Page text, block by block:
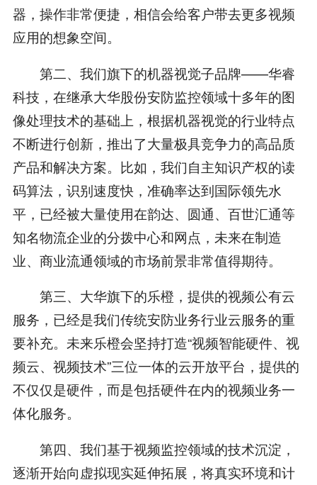
器，操作非常便捷，相信会给客户带去更多视频
应用的想象空间。
第二、我们旗下的机器视觉子品牌——华睿
科技，在继承大华股份安防监控领域十多年的图
像处理技术的基础上，根据机器视觉的行业特点
不断进行创新，推出了大量极具竞争力的高品质
产品和解决方案。比如，我们自主知识产权的读
码算法，识别速度快，准确率达到国际领先水
平，已经被大量使用在韵达、圆通、百世汇通等
知名物流企业的分拨中心和网点，未来在制造
业、商业流通领域的市场前景非常值得期待。
第三、大华旗下的乐橙，提供的视频公有云
服务，已经是我们传统安防业务行业云服务的重
要补充。未来乐橙会坚持打造“视频智能硬件、视
频云、视频技术”三位一体的云开放平台，提供的
不仅仅是硬件，而是包括硬件在内的视频业务一
体化服务。
第四、我们基于视频监控领域的技术沉淀，
逐渐开始向虚拟现实延伸拓展，将真实环境和计